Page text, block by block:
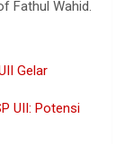
Fathul Wahid.
Gelar
UII: Potensi